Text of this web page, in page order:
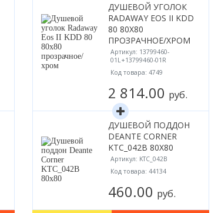
ДУШЕВОЙ УГОЛОК
RADAWAY EOS II KDD
80 80Х80
ПРОЗРАЧНОЕ/ХРОМ
Артикул: 13799460-
01L+13799460-01R
Код товара: 4749
2 814.00 руб.
ДУШЕВОЙ ПОДДОН
DEANTE CORNER
KTC_042B 80X80
Артикул: KTC_042B
Код товара: 44134
460.00 руб.